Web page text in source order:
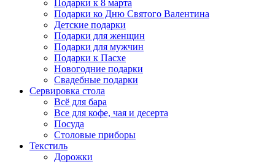
Подарки к 8 марта
Подарки ко Дню Святого Валентина
Детские подарки
Подарки для женщин
Подарки для мужчин
Подарки к Пасхе
Новогодние подарки
Свадебные подарки
Сервировка стола
Всё для бара
Все для кофе, чая и десерта
Посуда
Столовые приборы
Текстиль
Дорожки